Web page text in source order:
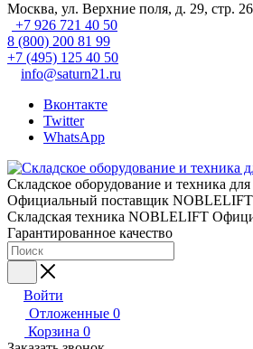
Москва, ул. Верхние поля, д. 29, стр. 26
+7 926 721 40 50
8 (800) 200 81 99
+7 (495) 125 40 50
info@saturn21.ru
Вконтакте
Twitter
WhatsApp
Складское оборудование и техника
Официальный поставщик NOBLELIFT
Складская техника NOBLELIFT
Гарантированное качество
Войти
Отложенные 0
Корзина 0